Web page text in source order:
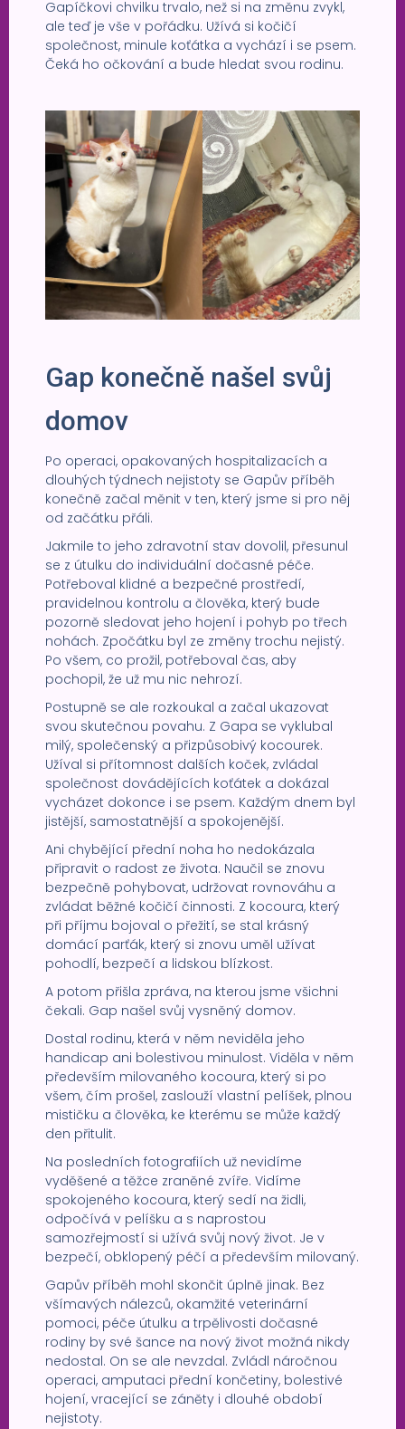
Gapíčkovi chvilku trvalo, než si na změnu zvykl,
ale teď je vše v pořádku. Užívá si kočičí
společnost, minule koťátka a vychází i se psem.
Čeká ho očkování a bude hledat svou rodinu.
Gap konečně našel svůj
domov
Po operaci, opakovaných hospitalizacích a
dlouhých týdnech nejistoty se Gapův příběh
konečně začal měnit v ten, který jsme si pro něj
od začátku přáli.
Jakmile to jeho zdravotní stav dovolil, přesunul
se z útulku do individuální dočasné péče.
Potřeboval klidné a bezpečné prostředí,
pravidelnou kontrolu a člověka, který bude
pozorně sledovat jeho hojení i pohyb po třech
nohách. Zpočátku byl ze změny trochu nejistý.
Po všem, co prožil, potřeboval čas, aby
pochopil, že už mu nic nehrozí.
Postupně se ale rozkoukal a začal ukazovat
svou skutečnou povahu. Z Gapa se vyklubal
milý, společenský a přizpůsobivý kocourek.
Užíval si přítomnost dalších koček, zvládal
společnost dovádějících koťátek a dokázal
vycházet dokonce i se psem. Každým dnem byl
jistější, samostatnější a spokojenější.
Ani chybějící přední noha ho nedokázala
připravit o radost ze života. Naučil se znovu
bezpečně pohybovat, udržovat rovnováhu a
zvládat běžné kočičí činnosti. Z kocoura, který
při příjmu bojoval o přežití, se stal krásný
domácí parťák, který si znovu uměl užívat
pohodlí, bezpečí a lidskou blízkost.
A potom přišla zpráva, na kterou jsme všichni
čekali. Gap našel svůj vysněný domov.
Dostal rodinu, která v něm neviděla jeho
handicap ani bolestivou minulost. Viděla v něm
především milovaného kocoura, který si po
všem, čím prošel, zaslouží vlastní pelíšek, plnou
mističku a člověka, ke kterému se může každý
den přitulit.
Na posledních fotografiích už nevidíme
vyděšené a těžce zraněné zvíře. Vidíme
spokojeného kocoura, který sedí na židli,
odpočívá v pelíšku a s naprostou
samozřejmostí si užívá svůj nový život. Je v
bezpečí, obklopený péčí a především milovaný.
Gapův příběh mohl skončit úplně jinak. Bez
všímavých nálezců, okamžité veterinární
pomoci, péče útulku a trpělivosti dočasné
rodiny by své šance na nový život možná nikdy
nedostal. On se ale nevzdal. Zvládl náročnou
operaci, amputaci přední končetiny, bolestivé
hojení, vracející se záněty i dlouhé období
nejistoty.